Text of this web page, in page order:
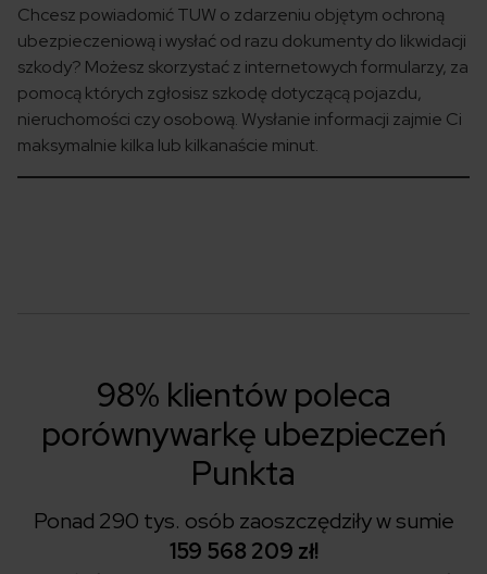
Chcesz powiadomić TUW o zdarzeniu objętym ochroną
ubezpieczeniową i wysłać od razu dokumenty do likwidacji
szkody? Możesz skorzystać z internetowych formularzy, za
pomocą których zgłosisz szkodę dotyczącą pojazdu,
nieruchomości czy osobową. Wysłanie informacji zajmie Ci
maksymalnie kilka lub kilkanaście minut.
98% klientów poleca
porównywarkę ubezpieczeń
Punkta
Ponad 290 tys. osób zaoszczędziły w sumie
159 568 209 zł!